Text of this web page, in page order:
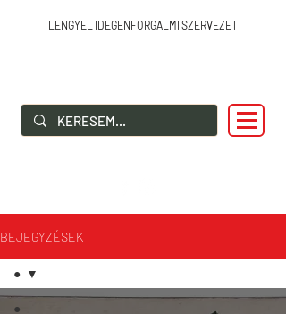
LENGYEL IDEGENFORGALMI SZERVEZET
SZIA LENGYELORSZÁG!
BEJEGYZÉSEK
●
●